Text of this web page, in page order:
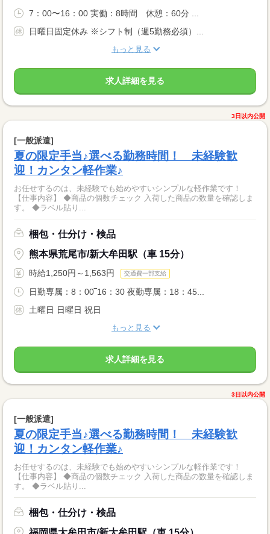
7：00〜16：00 実働：8時間 休憩：60分 ...
日曜日固定休み ※シフト制（週5勤務必須）...
もっと見る
求人詳細を見る
3日以内公開
[一般派遣]
夏の限定手当♪選べる勤務時間！ 未経験歓
迎！カンタン軽作業♪
お任せするのは、未経験でも始めやすいシンプルな軽作業です！
【仕事内容】 ◆商品の個数チェック 入荷した商品の数量を確認しま
す。 ◆ラベル貼り...
梱包・仕分け・検品
熊本県荒尾市/新大牟田駅（車 15分）
時給1,250円～1,563円 交通費一部支給
日勤専属：8：00‾16：30 夜勤専属：18：45...
土曜日 日曜日 祝日
もっと見る
求人詳細を見る
3日以内公開
[一般派遣]
夏の限定手当♪選べる勤務時間！ 未経験歓
迎！カンタン軽作業♪
お任せするのは、未経験でも始めやすいシンプルな軽作業です！
【仕事内容】 ◆商品の個数チェック 入荷した商品の数量を確認しま
す。 ◆ラベル貼り...
梱包・仕分け・検品